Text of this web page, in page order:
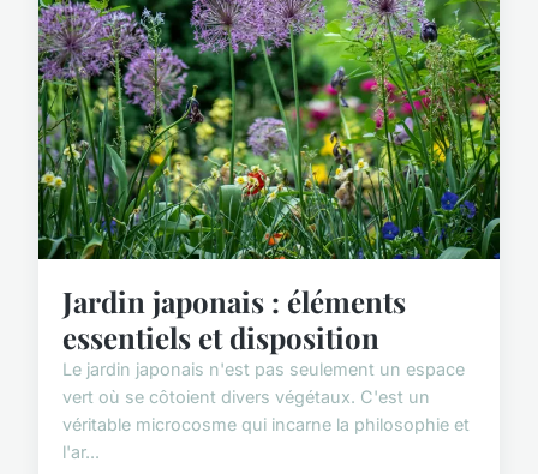
Jardin japonais : éléments
essentiels et disposition
Le jardin japonais n'est pas seulement un espace
vert où se côtoient divers végétaux. C'est un
véritable microcosme qui incarne la philosophie et
l'ar...